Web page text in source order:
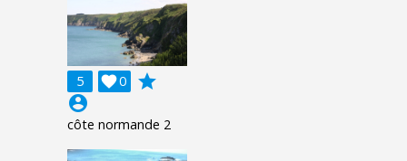
5 0

grade
account_circle
côte normande 2